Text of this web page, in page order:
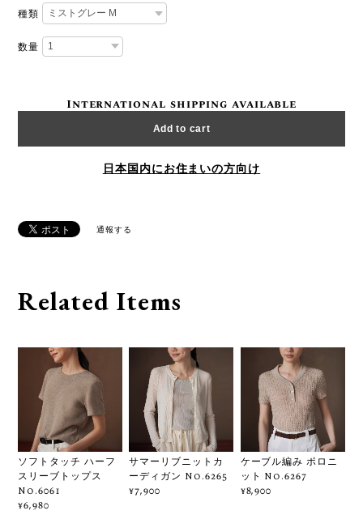
種類
数量
International shipping available
Add to cart
日本国内にお住まいの方向け
通報する
Related Items
ソフトタッチ ハーフ
スリーブトップス
No.6061
¥6,980
サマーリブニットカ
ーディガン No.6265
¥7,900
ケーブル編み ポロニ
ット No.6267
¥8,900